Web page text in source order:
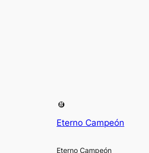
Eterno Campeón
Eterno Campeón